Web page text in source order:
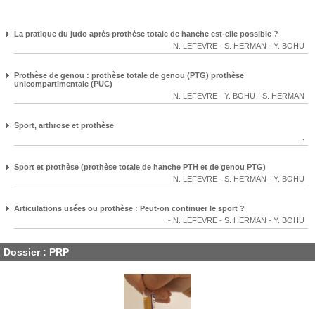
La pratique du judo après prothèse totale de hanche est-elle possible ?
N. LEFEVRE - S. HERMAN - Y. BOHU
Prothèse de genou : prothèse totale de genou (PTG) prothèse
unicompartimentale (PUC)
N. LEFEVRE - Y. BOHU - S. HERMAN
Sport, arthrose et prothèse
.
Sport et prothèse (prothèse totale de hanche PTH et de genou PTG)
N. LEFEVRE - S. HERMAN - Y. BOHU
Articulations usées ou prothèse : Peut-on continuer le sport ?
. - N. LEFEVRE - S. HERMAN - Y. BOHU
Dossier : PRP